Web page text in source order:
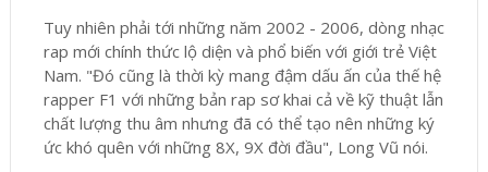
Tuy nhiên phải tới những năm 2002 - 2006, dòng nhạc
rap mới chính thức lộ diện và phổ biến với giới trẻ Việt
Nam. "Đó cũng là thời kỳ mang đậm dấu ấn của thế hệ
rapper F1 với những bản rap sơ khai cả về kỹ thuật lẫn
chất lượng thu âm nhưng đã có thể tạo nên những ký
ức khó quên với những 8X, 9X đời đầu", Long Vũ nói.